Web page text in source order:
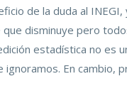
de la duda al
que disminuye pero
estadística no es
En cambio,